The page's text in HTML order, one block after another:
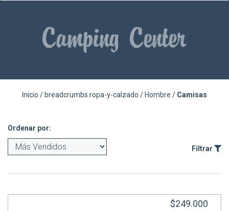
Inicio / breadcrumbs.ropa-y-calzado / Hombre / Camisas
Ordenar por:
Filtrar
$249.000